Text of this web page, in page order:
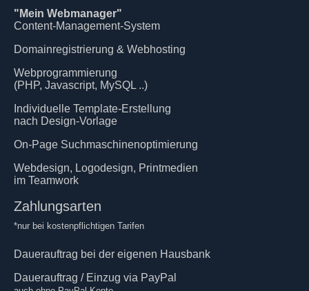
"Mein Webmanager"
Content-Management-System
Domainregistrierung & Webhosting
Webprogrammierung
(PHP, Javascript, MySQL ..)
Individuelle Template-Erstellung
nach Design-Vorlage
On-Page Suchmaschinenoptimierung
Webdesign, Logodesign, Printmedien
im Teamwork
Zahlungsarten
*nur bei kostenpflichtigen Tarifen
Dauerauftrag bei der eigenen Hausbank
Dauerauftrag / Einzug via PayPal